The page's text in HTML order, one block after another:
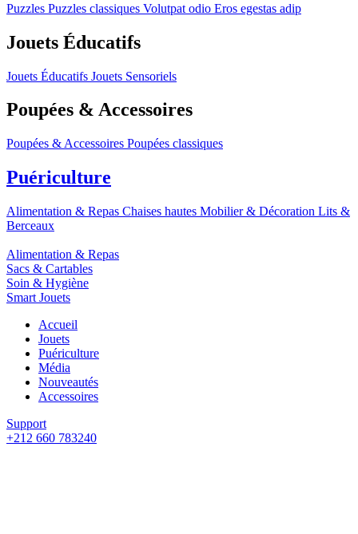
Puzzles Puzzles classiques Volutpat odio Eros egestas adip
Jouets Éducatifs
Jouets Éducatifs Jouets Sensoriels
Poupées & Accessoires
Poupées & Accessoires Poupées classiques
Puériculture
Alimentation & Repas Chaises hautes Mobilier & Décoration Lits &
Berceaux
Alimentation & Repas
Sacs & Cartables
Soin & Hygiène
Smart Jouets
Accueil
Jouets
Puériculture
Média
Nouveautés
Accessoires
Support
+212 660 783240